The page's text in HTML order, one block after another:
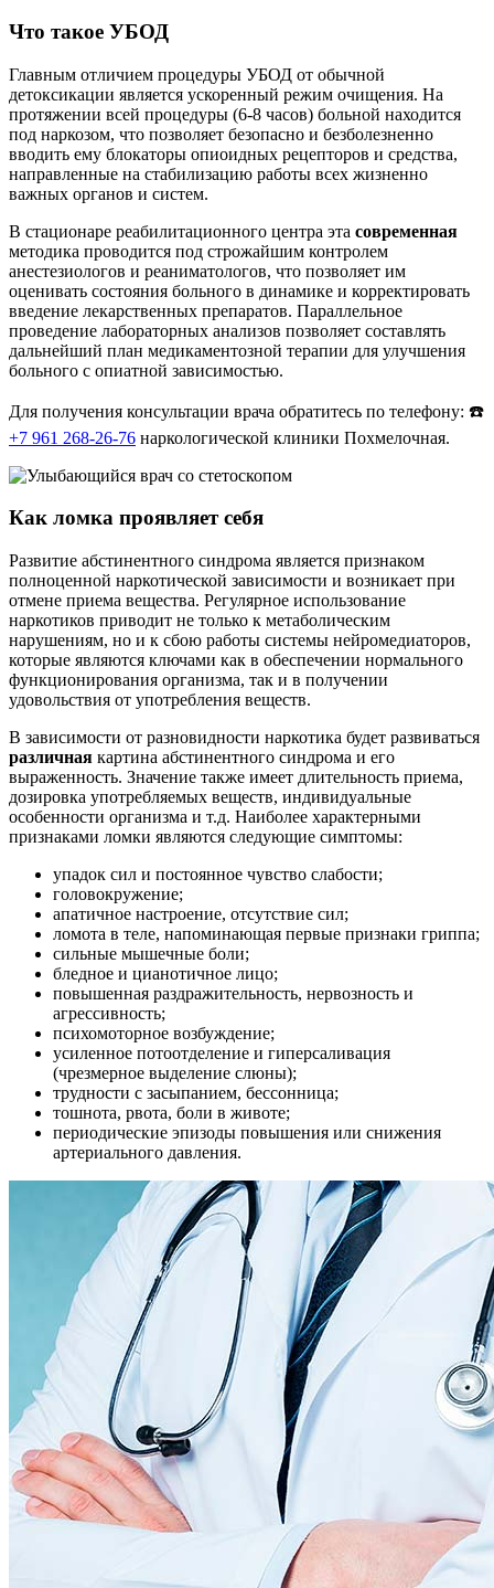
Что такое УБОД
Главным отличием процедуры УБОД от обычной
детоксикации является ускоренный режим очищения. На
протяжении всей процедуры (6-8 часов) больной находится
под наркозом, что позволяет безопасно и безболезненно
вводить ему блокаторы опиоидных рецепторов и средства,
направленные на стабилизацию работы всех жизненно
важных органов и систем.
В стационаре реабилитационного центра эта современная
методика проводится под строжайшим контролем
анестезиологов и реаниматологов, что позволяет им
оценивать состояния больного в динамике и корректировать
введение лекарственных препаратов. Параллельное
проведение лабораторных анализов позволяет составлять
дальнейший план медикаментозной терапии для улучшения
больного с опиатной зависимостью.
Для получения консультации врача обратитесь по телефону: ☎️
+7 961 268-26-76 наркологической клиники Похмелочная.
Как ломка проявляет себя
Развитие абстинентного синдрома является признаком
полноценной наркотической зависимости и возникает при
отмене приема вещества. Регулярное использование
наркотиков приводит не только к метаболическим
нарушениям, но и к сбою работы системы нейромедиаторов,
которые являются ключами как в обеспечении нормального
функционирования организма, так и в получении
удовольствия от употребления веществ.
В зависимости от разновидности наркотика будет развиваться
различная картина абстинентного синдрома и его
выраженность. Значение также имеет длительность приема,
дозировка употребляемых веществ, индивидуальные
особенности организма и т.д. Наиболее характерными
признаками ломки являются следующие симптомы:
упадок сил и постоянное чувство слабости;
головокружение;
апатичное настроение, отсутствие сил;
ломота в теле, напоминающая первые признаки гриппа;
сильные мышечные боли;
бледное и цианотичное лицо;
повышенная раздражительность, нервозность и
агрессивность;
психомоторное возбуждение;
усиленное потоотделение и гиперсаливация
(чрезмерное выделение слюны);
трудности с засыпанием, бессонница;
тошнота, рвота, боли в животе;
периодические эпизоды повышения или снижения
артериального давления.